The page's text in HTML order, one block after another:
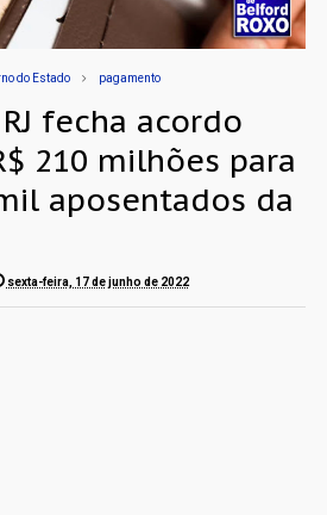
do Estado pagamento
fecha acordo
210 milhões para
aposentados da
sexta-feira, 17 de junho de 2022